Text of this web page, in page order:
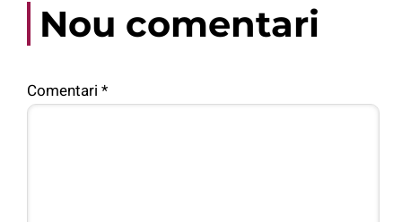
Nou comentari
Comentari *